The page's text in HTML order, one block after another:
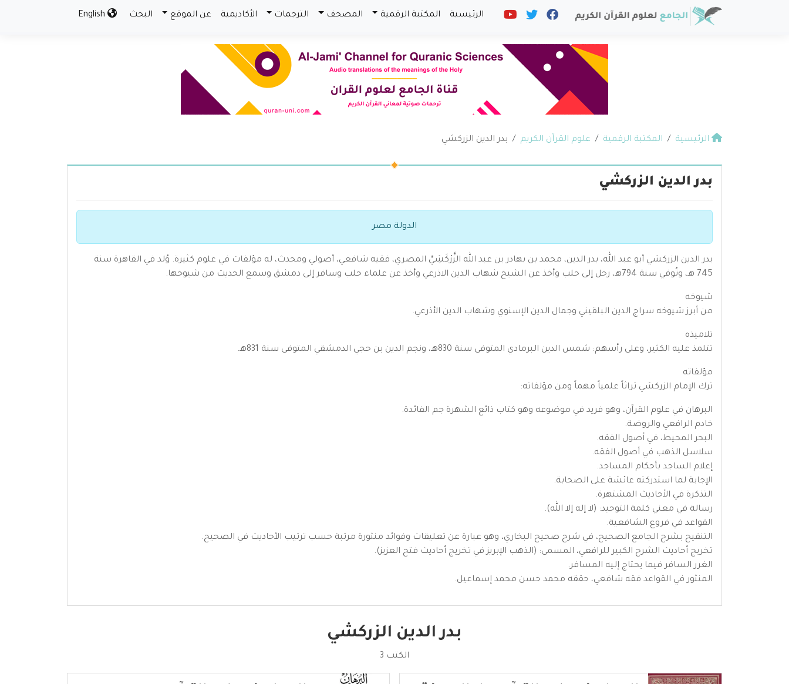
الرئيسية المكتبة الرقمية المصحف الترجمات الأكاديمية عن الموقع البحث
الرئيسية المكتبة الرقمية علوم القرآن الكريم بدر الدين الزركشي
بدر الدين الزركشي
الدولة مصر
بدر الدين الزركشي أبو عبد الله، بدر الدين، محمد بن بهادر بن عبد الله الزَّرْكَشِيِّ المصري، فقيه شافعي، أصولي ومحدث، له مؤلفات في علوم كثيرة. وُلد في القاهرة سنة
745 هـ، وتُوفي سنة 794هـ، رحل إلى حلب وأخذ عن الشيخ شهاب الدين الاذرعي وأخذ عن علماء حلب وسافر إلى دمشق وسمع الحديث من شيوخها.
شيوخه
من أبرز شيوخه سراج الدين البلقيني وجمال الدين الإسنوي وشهاب الدين الأذرعي.
تلاميذه
تتلمذ عليه الكثير، وعلى رأسهم: شمس الدين البرمادي المتوفى سنة 830هـ، ونجم الدين بن حجي الدمشقي المتوفى سنة 831هـ.
مؤلفاته
ترك الإمام الزركشي تراثاً علمياً مهماً ومن مؤلفاته:
البرهان في علوم القرآن، وهو فريد في موضوعه وهو كتاب ذائع الشهرة جم الفائدة.
خادم الرافعي والروضة.
البحر المحيط، في أصول الفقه.
سلاسل الذهب في أصول الفقه.
إعلام الساجد بأحكام المساجد.
الإجابة لما استدركته عائشة على الصحابة.
التذكرة في الأحاديث المشتهرة.
رسالة في معني كلمة التوحيد: (لا إله إلا الله).
القواعد في فروع الشافعية.
التنقيح بشرح الجامع الصحيح، في شرح صحيح البخاري، وهو عبارة عن تعليقات وفوائد منثورة مرتبة حسب ترتيب الأحاديث في الصحيح.
تخريج أحاديث الشرح الكبير للرافعي، المسمى: (الذهب الإبريز في تخريج أحاديث فتح العزيز).
الغرر السافر فيما يحتاج إليه المسافر.
المنثور في القواعد فقه شافعي، حققه محمد حسن محمد إسماعيل.
بدر الدين الزركشي
الكتب 3